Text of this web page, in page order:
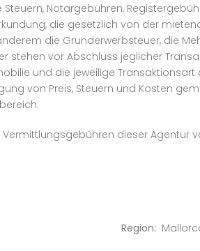
Notargebühren,
die gesetzlich von der
die Grunderwerbsteuer, die
stehen vor Abschluss jeglicher
und die jeweilige
von Preis, Steuern und Kosten
dieser Agentur
Region: